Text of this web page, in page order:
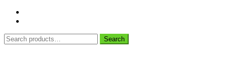
Search
for:
Search